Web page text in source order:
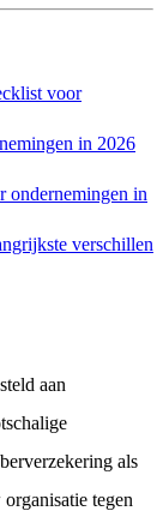
voor
in 2026
ondernemingen in
verschillen
aan
als
tegen